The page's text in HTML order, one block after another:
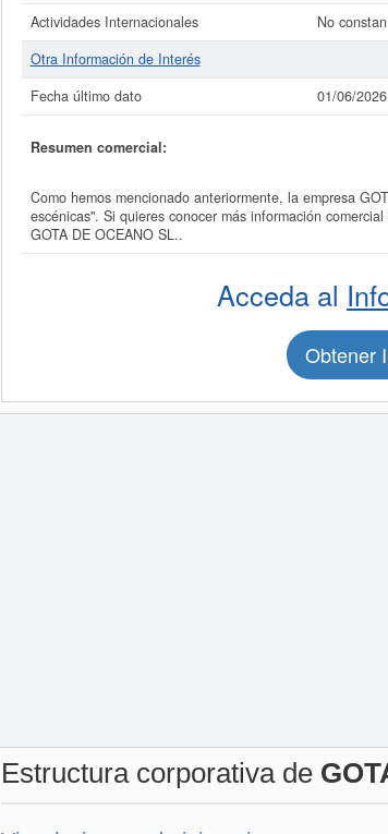
Actividades Internacionales
No constan
Otra Información de Interés
Fecha último dato
01/06/2026
Resumen comercial:
Como hemos mencionado anteriormente, la empresa
escénicas". Si quieres conocer más información
GOTA DE OCEANO SL..
Acceda al
Obtener
Estructura corporativa de